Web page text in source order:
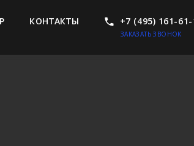
КОНТАКТЫ +7 (495) 161-61-
ЗАКАЗАТЬ ЗВОНОК